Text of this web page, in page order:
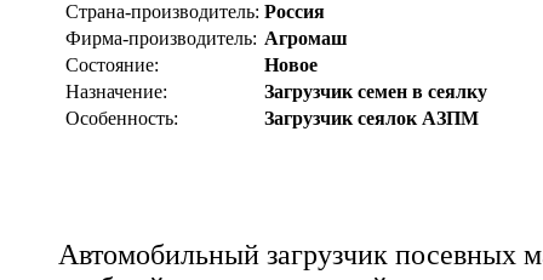
Страна-производитель: Россия
Фирма-производитель: Агромаш
Состояние:
Новое
Назначение:
Загрузчик семен в сеялку
Особенность:
Загрузчик сеялок АЗПМ
Автомобильный загрузчик